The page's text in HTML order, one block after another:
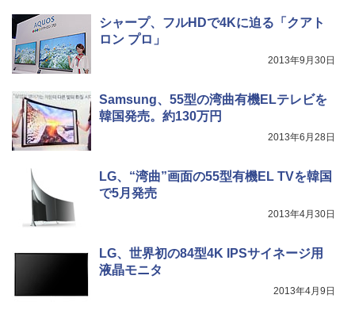
シャープ、フルHDで4Kに迫る「クアト
ロン プロ」
2013年9月30日
Samsung、55型の湾曲有機ELテレビを
韓国発売。約130万円
2013年6月28日
LG、“湾曲”画面の55型有機EL TVを韓国
で5月発売
2013年4月30日
LG、世界初の84型4K IPSサイネージ用
液晶モニタ
2013年4月9日